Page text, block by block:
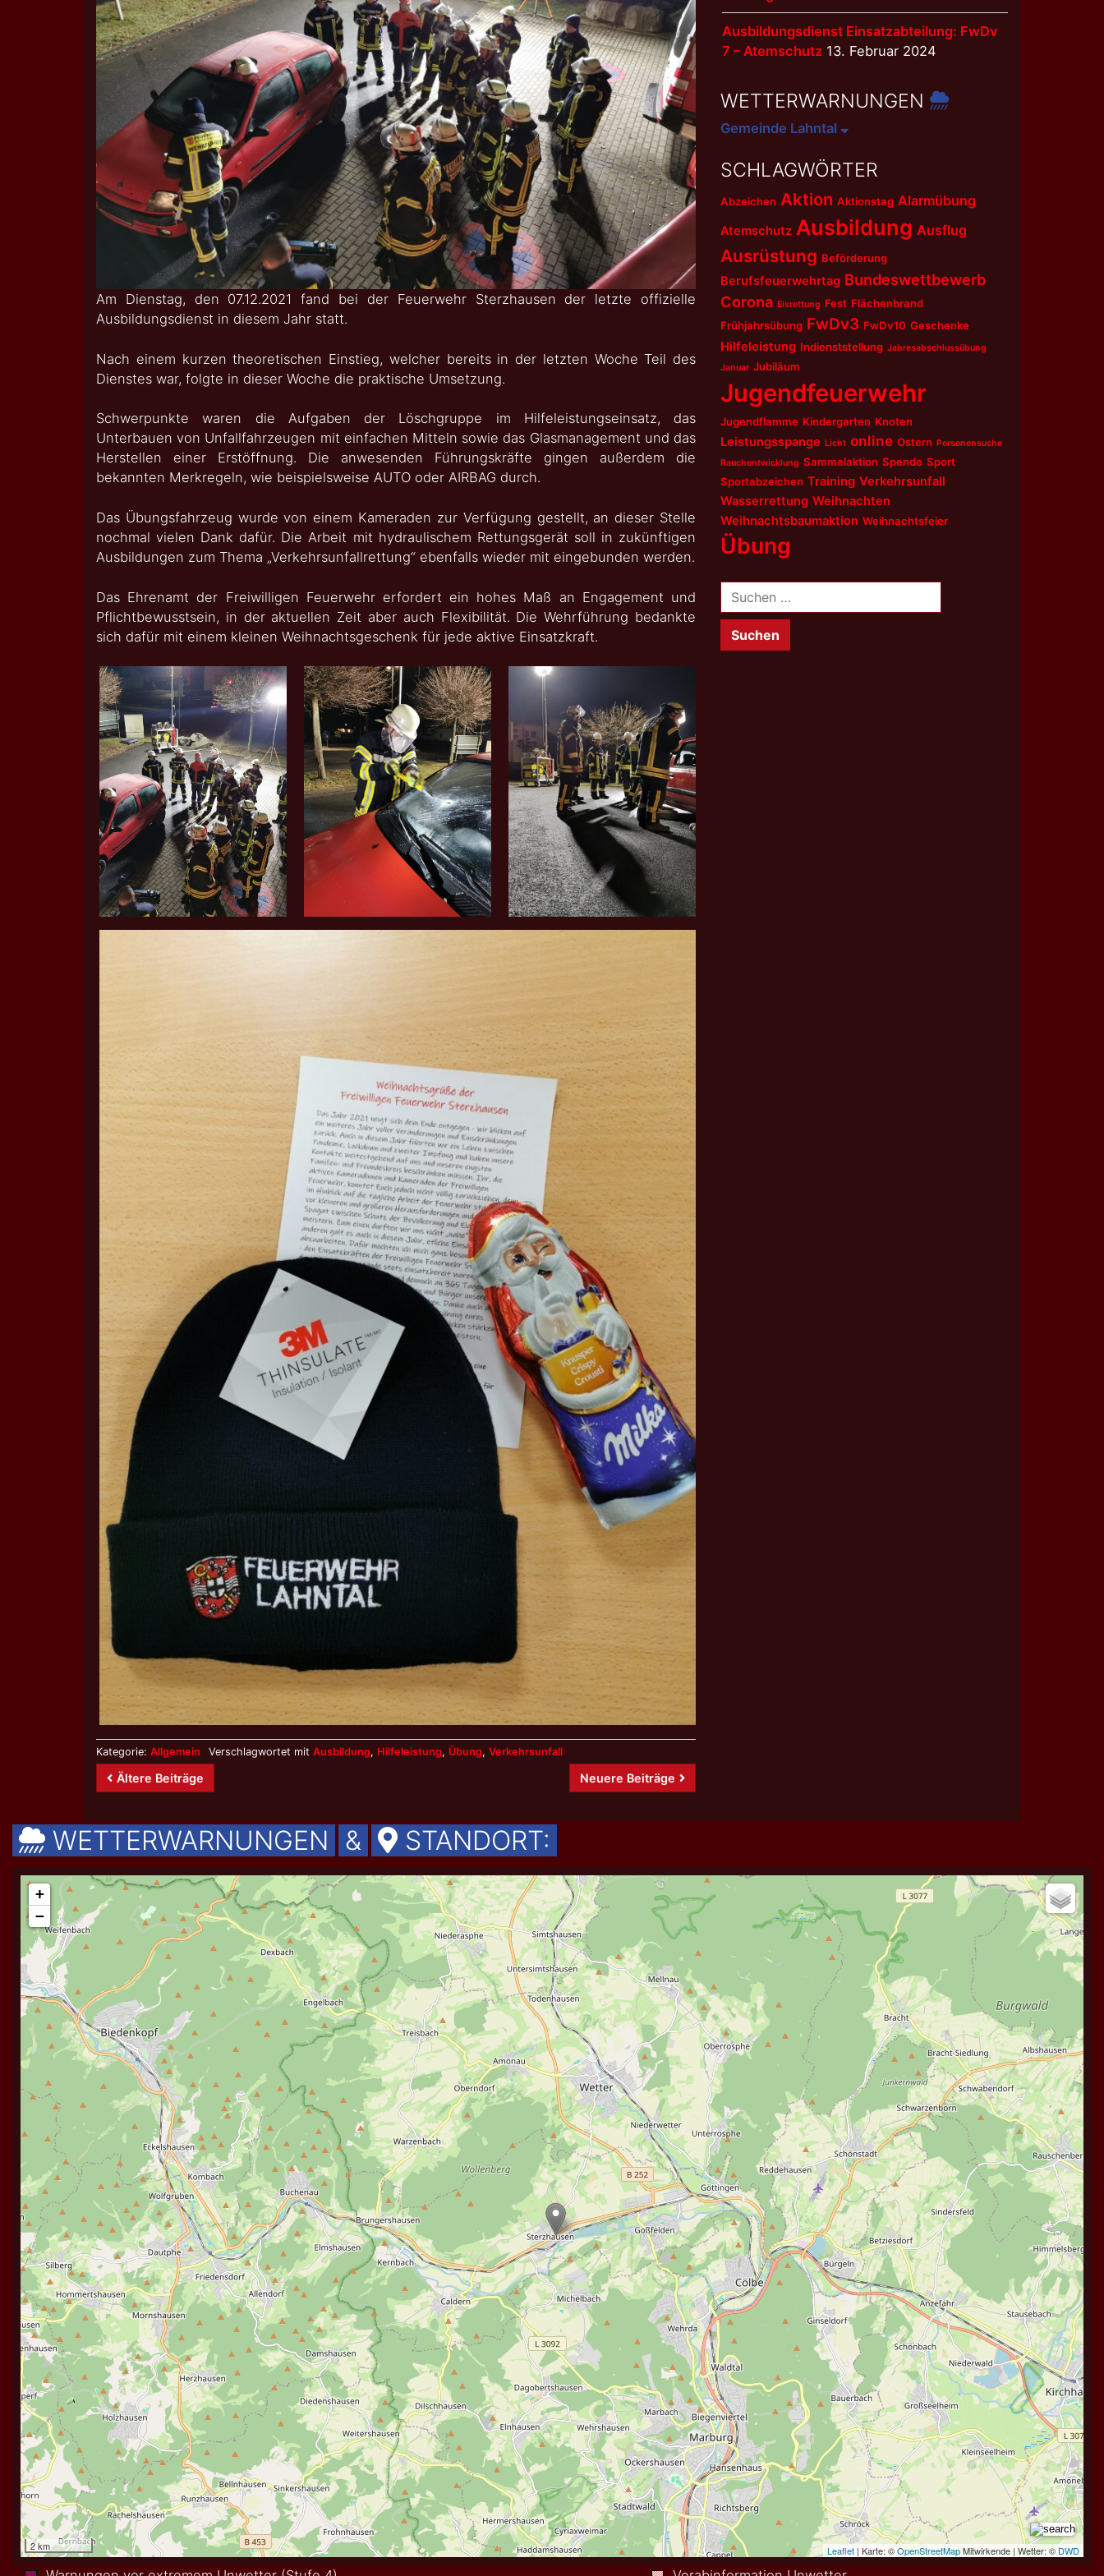
Am Dienstag, den 07.12.2021 fand bei der Feuerwehr Sterzhausen der letzte offizielle
Ausbildungsdienst in diesem Jahr statt.
Nach einem kurzen theoretischen Einstieg, welcher bereits in der letzten Woche Teil des
Dienstes war, folgte in dieser Woche die praktische Umsetzung.
Schwerpunkte waren die Aufgaben der Löschgruppe im Hilfeleistungseinsatz, das
Unterbauen von Unfallfahrzeugen mit einfachen Mitteln sowie das Glasmanagement und das
Herstellen einer Erstöffnung. Die anwesenden Führungskräfte gingen außerdem die
bekannten Merkregeln, wie beispielsweise AUTO oder AIRBAG durch.
Das Übungsfahrzeug wurde von einem Kameraden zur Verfügung gestellt, an dieser Stelle
nochmal vielen Dank dafür. Die Arbeit mit hydraulischem Rettungsgerät soll in zukünftigen
Ausbildungen zum Thema „Verkehrsunfallrettung“ ebenfalls wieder mit eingebunden werden.
Das Ehrenamt der Freiwilligen Feuerwehr erfordert ein hohes Maß an Engagement und
Pflichtbewusstsein, in der aktuellen Zeit aber auch Flexibilität. Die Wehrführung bedankte
sich dafür mit einem kleinen Weihnachtsgeschenk für jede aktive Einsatzkraft.
Kategorie: Allgemein Verschlagwortet mit Ausbildung, Hilfeleistung, Übung, Verkehrsunfall
Beitrags-
Ältere Beiträge Neuere Beiträge
Ausbildungsdienst Einsatzabteilung: FwDv
7 – Atemschutz 13. Februar 2024
WETTERWARNUNGEN
Gemeinde Lahntal
SCHLAGWÖRTER
Abzeichen Aktion Aktionstag Alarmübung
Atemschutz Ausbildung Ausflug
Ausrüstung Beförderung
Berufsfeuerwehrtag Bundeswettbewerb
Corona Eisrettung Fest Flächenbrand
Frühjahrsübung FwDv3 FwDv10 Geschenke
Hilfeleistung Indienststellung Jahresabschlussübung
Januar Jubiläum
Jugendfeuerwehr
Jugendflamme Kindergarten Knoten
Leistungsspange Licht online Ostern Personensuche
Rauchentwicklung Sammelaktion Spende Sport
Sportabzeichen Training Verkehrsunfall
Wasserrettung Weihnachten
Weihnachtsbaumaktion Weihnachtsfeier
Übung
Suchen
nach:
WETTERWARNUNGEN & STANDORT: